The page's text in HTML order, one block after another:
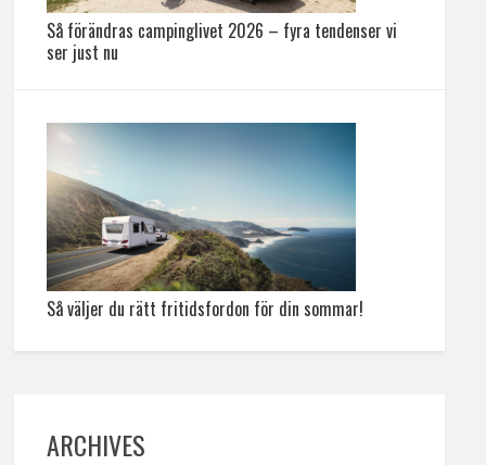
Så förändras campinglivet 2026 – fyra tendenser vi
ser just nu
Så väljer du rätt fritidsfordon för din sommar!
ARCHIVES